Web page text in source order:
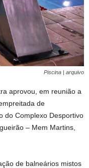
Piscina | arquivo
aprovou, em reunião a
de
do Complexo Desportivo
– Mem Martins,
de balneários mistos